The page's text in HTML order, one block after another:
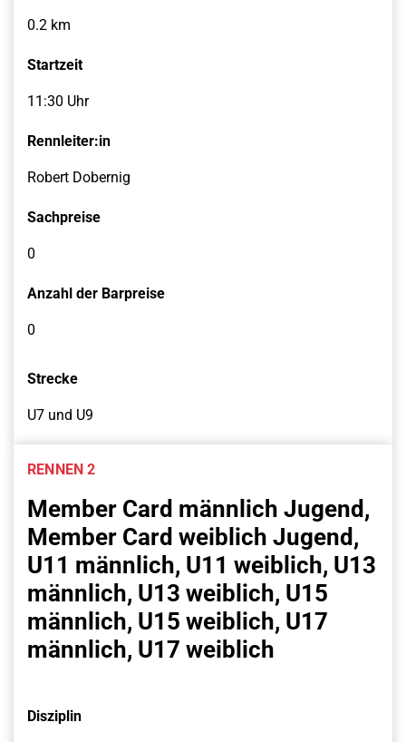
0.2 km
Startzeit
11:30 Uhr
Rennleiter:in
Robert Dobernig
Sachpreise
0
Anzahl der Barpreise
0
Strecke
U7 und U9
RENNEN 2
Member Card männlich Jugend,
Member Card weiblich Jugend,
U11 männlich, U11 weiblich, U13
männlich, U13 weiblich, U15
männlich, U15 weiblich, U17
männlich, U17 weiblich
Disziplin